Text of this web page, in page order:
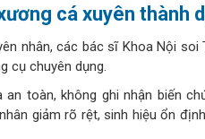
cá xuyên thành
nhân, các bác sĩ Khoa Nội
cụ chuyên dụng.
toàn, không ghi nhận biến
giảm rõ rệt, sinh hiệu ổn